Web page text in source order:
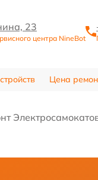
23
центра NineBot
Цена